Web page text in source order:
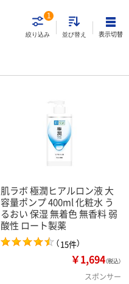
絞り込み
1
並び替え 表示切替
肌ラボ 極潤ヒアルロン液 大
容量ポンプ 400ml 化粧水 う
るおい 保湿 無着色 無香料 弱
酸性 ロート製薬
（15件）
￥1,694（税込）
スポンサー